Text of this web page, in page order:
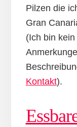
Pilzen die
Gran
(Ich bin
Kontakt).